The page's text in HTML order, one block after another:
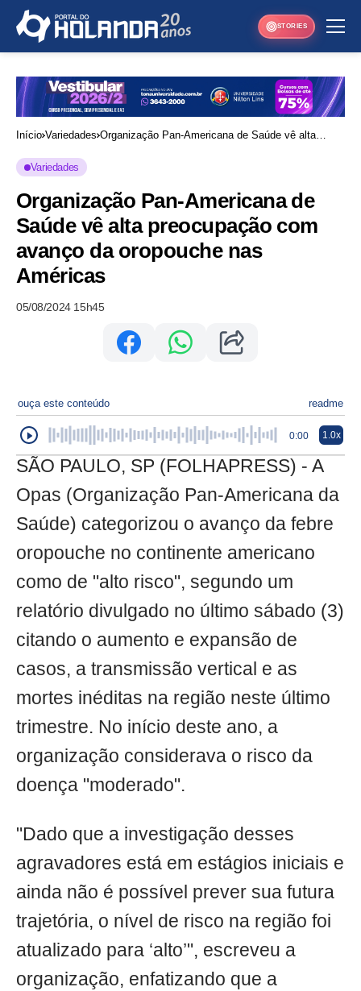
STORIES
Início Variedades Organização Pan-Americana de Saúde vê alta
Variedades
Organização Pan-Americana de
Saúde vê alta preocupação com
avanço da oropouche nas
Américas
05/08/2024 15h45
ouça este conteúdo readme
0:00 1.0x
SÃO PAULO, SP (FOLHAPRESS) - A
Opas (Organização Pan-Americana da
Saúde) categorizou o avanço da febre
oropouche no continente americano
como de "alto risco", segundo um
relatório divulgado no último sábado (3)
citando o aumento e expansão de
casos, a transmissão vertical e as
mortes inéditas na região neste último
trimestre. No início deste ano, a
organização considerava o risco da
doença "moderado".
"Dado que a investigação desses
agravadores está em estágios iniciais e
ainda não é possível prever sua futura
trajetória, o nível de risco na região foi
atualizado para ‘alto’", escreveu a
organização, enfatizando que a